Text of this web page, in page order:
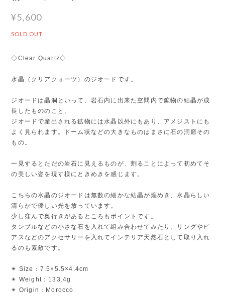
¥5,600
SOLD OUT
◇Clear Quartz◇
水晶（クリアクォーツ）のジオードです。
ジオードは晶洞といって、岩石内に出来た空間内で鉱物の結晶が成
長したもののこと。
ジオードで産出される鉱物には水晶以外にもあり、アメジストにも
よく見られます。ドーム状などの大きなものはまさに石の洞窟その
もの。
一見するとただの岩石に見えるものが、割ることによって初めてそ
の美しい姿を現す様にときめきを感じます。
こちらの水晶のジオードは無数の細かな結晶が煌めき、水晶らしい
清らかで優しい光を放っています。
少し窪んで奥行きがあるところもポイントです。
タンブルなどの小さな石を入れて組み合わせてみたり、リングやピ
アスなどのアクセサリーを入れてインテリア天然石として取り入れ
るのも素敵です。
✴︎ Size：7.5×5.5×4.4cm
✴︎ Weight：133.4g
✴︎ Origin：Morocco